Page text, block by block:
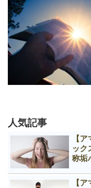
人気記事
【
ック
称垢
【